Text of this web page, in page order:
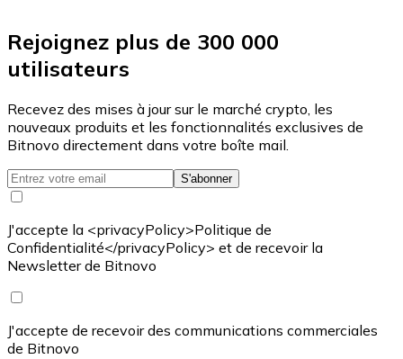
Rejoignez plus de 300 000
utilisateurs
Recevez des mises à jour sur le marché crypto, les
nouveaux produits et les fonctionnalités exclusives de
Bitnovo directement dans votre boîte mail.
S'abonner
J'accepte la <privacyPolicy>Politique de
Confidentialité</privacyPolicy> et de recevoir la
Newsletter de Bitnovo
J'accepte de recevoir des communications commerciales
de Bitnovo